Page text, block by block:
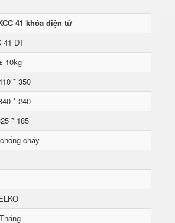
41 khóa điện tử
41 DT
10kg
* 350
* 240
* 185
cháy